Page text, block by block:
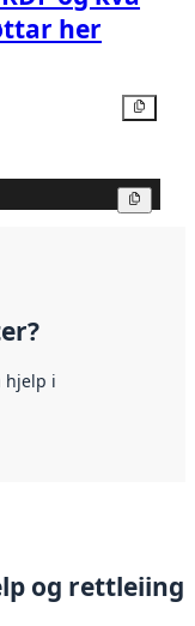
her
hjelp i
og rettleiing